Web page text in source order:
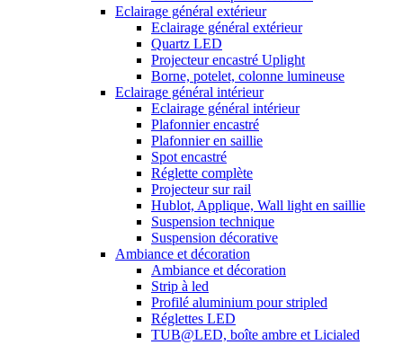
Eclairage général extérieur
Eclairage général extérieur
Quartz LED
Projecteur encastré Uplight
Borne, potelet, colonne lumineuse
Eclairage général intérieur
Eclairage général intérieur
Plafonnier encastré
Plafonnier en saillie
Spot encastré
Réglette complète
Projecteur sur rail
Hublot, Applique, Wall light en saillie
Suspension technique
Suspension décorative
Ambiance et décoration
Ambiance et décoration
Strip à led
Profilé aluminium pour stripled
Réglettes LED
TUB@LED, boîte ambre et Licialed